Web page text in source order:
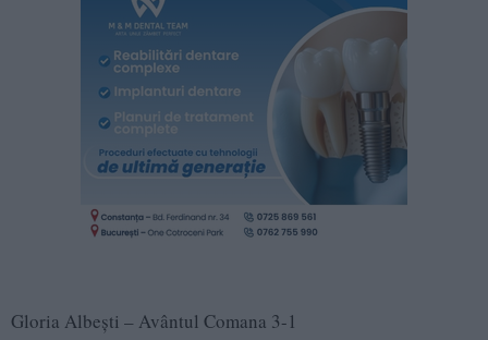
Gloria Albești – Avântul Comana 3-1